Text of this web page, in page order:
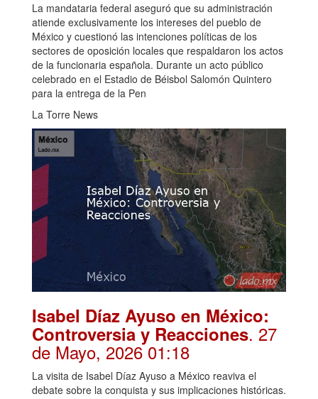
La mandataria federal aseguró que su administración
atiende exclusivamente los intereses del pueblo de
México y cuestionó las intenciones políticas de los
sectores de oposición locales que respaldaron los actos
de la funcionaria española. Durante un acto público
celebrado en el Estadio de Béisbol Salomón Quintero
para la entrega de la Pen
La Torre News
Isabel Díaz Ayuso en México:
Controversia y Reacciones. 27
de Mayo, 2026 01:18
La visita de Isabel Díaz Ayuso a México reaviva el
debate sobre la conquista y sus implicaciones históricas.